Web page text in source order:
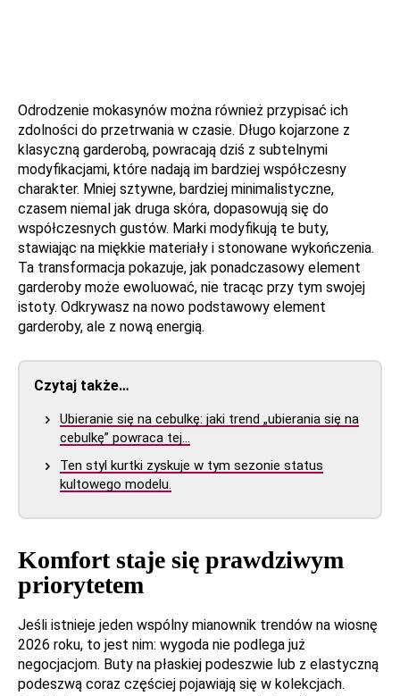
Odrodzenie mokasynów można również przypisać ich
zdolności do przetrwania w czasie. Długo kojarzone z
klasyczną garderobą, powracają dziś z subtelnymi
modyfikacjami, które nadają im bardziej współczesny
charakter. Mniej sztywne, bardziej minimalistyczne,
czasem niemal jak druga skóra, dopasowują się do
współczesnych gustów. Marki modyfikują te buty,
stawiając na miękkie materiały i stonowane wykończenia.
Ta transformacja pokazuje, jak ponadczasowy element
garderoby może ewoluować, nie tracąc przy tym swojej
istoty. Odkrywasz na nowo podstawowy element
garderoby, ale z nową energią.
Czytaj także…
Ubieranie się na cebulkę: jaki trend „ubierania się na
cebulkę” powraca tej…
Ten styl kurtki zyskuje w tym sezonie status
kultowego modelu.
Komfort staje się prawdziwym
priorytetem
Jeśli istnieje jeden wspólny mianownik trendów na wiosnę
2026 roku, to jest nim: wygoda nie podlega już
negocjacjom. Buty na płaskiej podeszwie lub z elastyczną
podeszwą coraz częściej pojawiają się w kolekcjach.